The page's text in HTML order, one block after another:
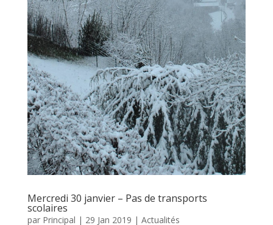
Mercredi 30 janvier – Pas de transports
scolaires
par Principal | 29 Jan 2019 | Actualités